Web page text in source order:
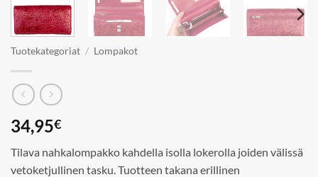
Tuotekategoriat / Lompakot
34,95€
Tilava nahkalompakko kahdella isolla lokerolla joiden välissä
vetoketjullinen tasku. Tuotteen takana erillinen